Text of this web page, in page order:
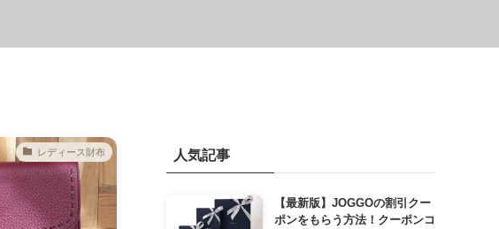
レディース財布 人気記事
【最新版】JOGGOの割引クー
ポンをもらう方法！クーポンコ